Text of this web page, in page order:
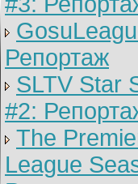
Репортаж
SLTV Star
#2:
The
League